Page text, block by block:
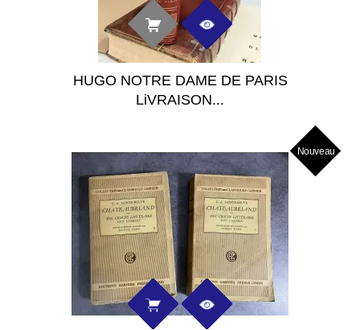
HUGO NOTRE DAME DE PARIS
LiVRAISON...
Nouveau